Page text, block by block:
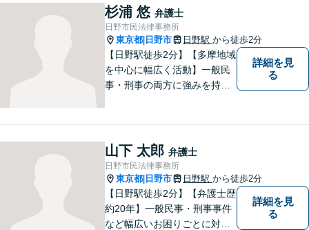
ト：誹謗中傷の削除、発信者
情報開示請求、名誉毀損によ
る損害賠償、企業や飲食店の
風評被害対策など」
杉浦 悠 弁護士
日野市民法律事務所
東京都 日野市 日野駅 から徒歩2分
【日野駅徒歩2分】【多摩地域
を中心に幅広く活動】一般民
事・刑事の両方に強みを持つ
です。まずはお気軽にご相談
ください。【子連れ相談OK】
詳細を見
る
山下 太郎 弁護士
日野市民法律事務所
東京都 日野市 日野駅 から徒歩2分
【日野駅徒歩2分】【弁護士歴
約20年】一般民事・刑事事件
など幅広いお困りごとに対応
詳細を見
る